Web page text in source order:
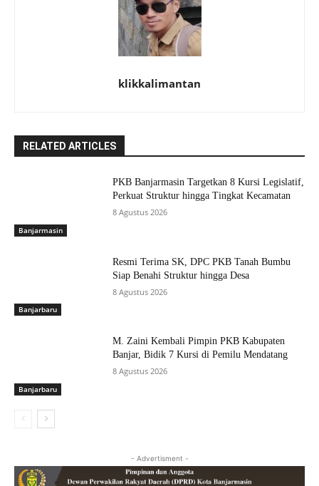
klikkalimantan
RELATED ARTICLES
Banjarmasin
PKB Banjarmasin Targetkan 8 Kursi Legislatif,
Perkuat Struktur hingga Tingkat Kecamatan
8 Agustus 2026
Banjarbaru
Resmi Terima SK, DPC PKB Tanah Bumbu
Siap Benahi Struktur hingga Desa
8 Agustus 2026
Banjarbaru
M. Zaini Kembali Pimpin PKB Kabupaten
Banjar, Bidik 7 Kursi di Pemilu Mendatang
8 Agustus 2026
- Advertisment -